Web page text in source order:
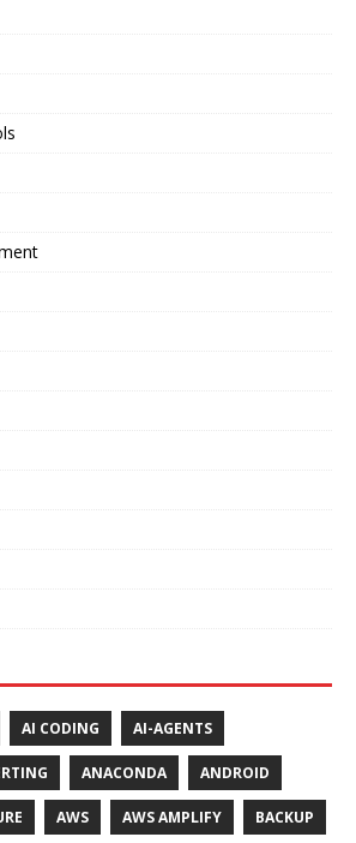
AI CODING AI-AGENTS
ANACONDA ANDROID
AWS AWS AMPLIFY BACKUP